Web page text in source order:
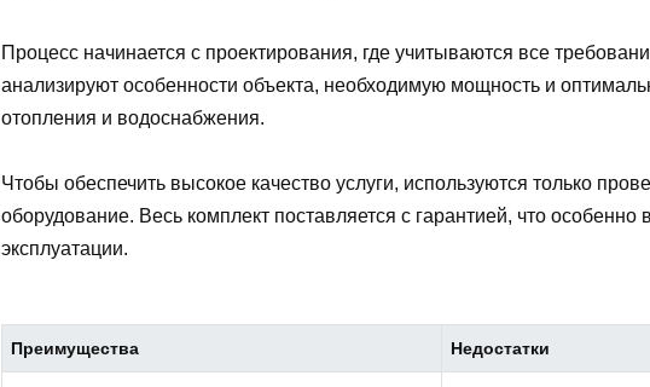
Процесс начинается с проектирования, где учитываются все
анализируют особенности объекта, необходимую мощность и
отопления и водоснабжения.
Чтобы обеспечить высокое качество услуги, используются только
оборудование. Весь комплект поставляется с гарантией, что особенно
эксплуатации.
Преимущества Недостатки